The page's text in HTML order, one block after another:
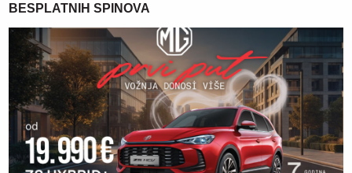
BESPLATNIH SPINOVA